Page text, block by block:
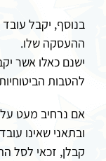
בנוסף, יקבל
ההעסקה שלו.
ישנם כאלו אשר
להטבות
אם נרחיב מעט על
ובתאני שאינו עובד
קבלן, זכאי לסל